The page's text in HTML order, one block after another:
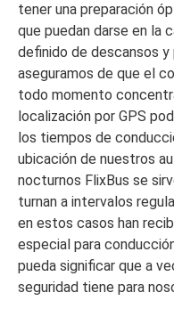
tener una preparación
que puedan darse en la
definido de descansos y
aseguramos de que el
todo momento
localización por GPS
los tiempos de
ubicación de nuestros
nocturnos FlixBus se
turnan a intervalos
en estos casos han
especial para
pueda significar que a
seguridad tiene para